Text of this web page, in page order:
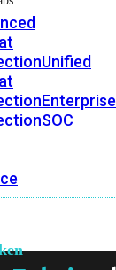
Unified
Enterprise
SOC